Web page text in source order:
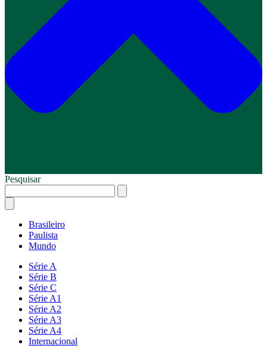
Pesquisar
Brasileiro
Paulista
Mundo
Série A
Série B
Série C
Série A1
Série A2
Série A3
Série A4
Internacional